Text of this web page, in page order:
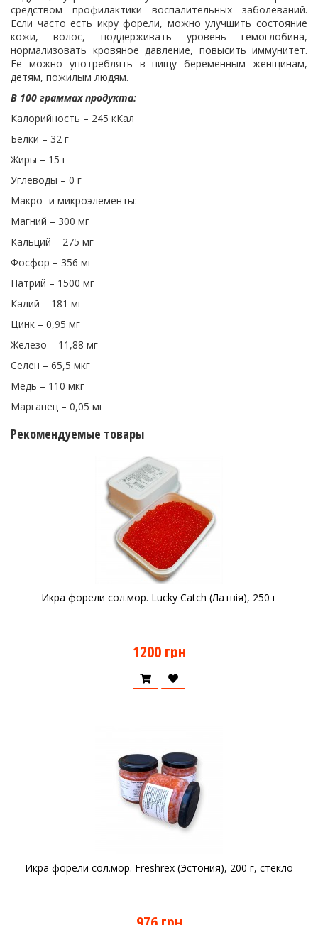
средством профилактики воспалительных заболеваний.
Если часто есть икру форели, можно улучшить состояние
кожи, волос, поддерживать уровень гемоглобина,
нормализовать кровяное давление, повысить иммунитет.
Ее можно употреблять в пищу беременным женщинам,
детям, пожилым людям.
В 100 граммах продукта:
Калорийность – 245 кКал
Белки – 32 г
Жиры – 15 г
Углеводы – 0 г
Макро- и микроэлементы:
Магний – 300 мг
Кальций – 275 мг
Фосфор – 356 мг
Натрий – 1500 мг
Калий – 181 мг
Цинк – 0,95 мг
Железо – 11,88 мг
Селен – 65,5 мкг
Медь – 110 мкг
Марганец – 0,05 мг
Рекомендуемые товары
Икра форели сол.мор. Lucky Catch (Латвія), 250 г
1200 грн
Икра форели сол.мор. Freshrex (Эстония), 200 г, стекло